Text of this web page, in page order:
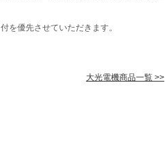
を優先させていただきます。
大光電機商品一覧 >>